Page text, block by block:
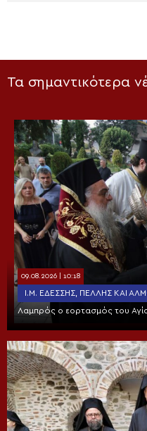
Τα σημαντικότερα
09.08.2026 | 10:18
Ι.Μ. ΕΔΈΣΣΗΣ, ΠΈΛΛΗΣ ΚΑΙ
Λαμπρός ο εορτασμός του